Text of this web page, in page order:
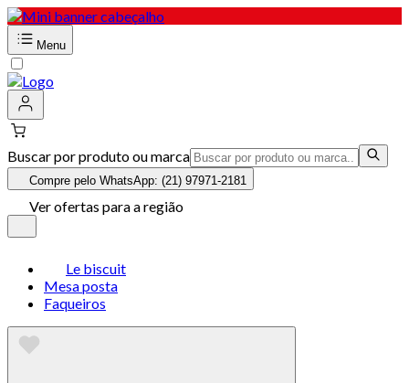
Menu
Buscar por produto ou marca
Compre pelo WhatsApp: (21) 97971-2181
Ver ofertas para a região
Le biscuit
Mesa posta
Faqueiros